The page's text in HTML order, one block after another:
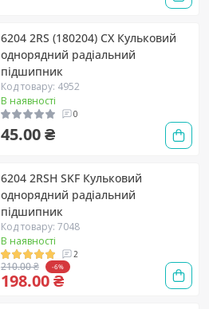
6204 2RS (180204) CX Кульковий
однорядний радіальний
підшипник
Код товару: 4952
В наявності
0
45.00 ₴
6204 2RSH SKF Кульковий
однорядний радіальний
підшипник
Код товару: 7048
В наявності
2
210.00 ₴ -6%
198.00 ₴